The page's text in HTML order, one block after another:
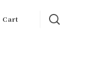
Cart